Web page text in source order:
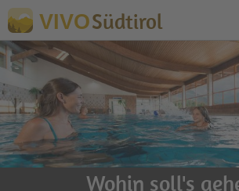
VIVOSüdtirol
Wohin soll's